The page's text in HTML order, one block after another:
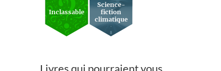
Inclassable
Science-
fiction
climatique